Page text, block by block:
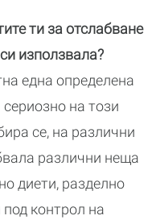
ти за отслабване
използвала?
една определена
на този
се, на различни
различни неща
диети, разделно
под контрол на